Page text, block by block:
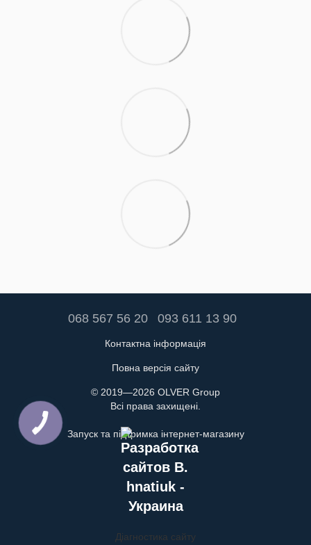
068 567 56 20 093 611 13 90
Контактна інформація
Повна версія сайту
© 2019—2026 OLVER Group
Всі права захищені.
Запуск та підтримка інтернет-магазину
Діагностика сайту